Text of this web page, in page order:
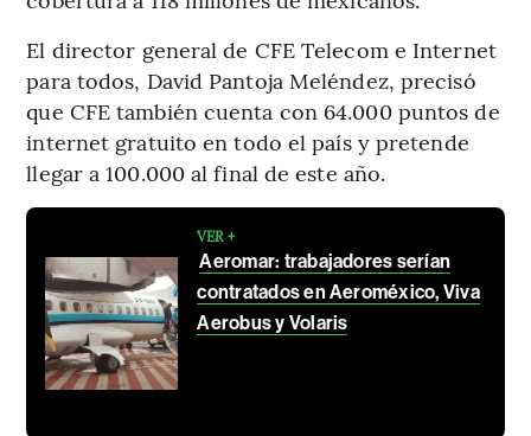
El director general de CFE Telecom e Internet
para todos, David Pantoja Meléndez, precisó
que CFE también cuenta con 64.000 puntos de
internet gratuito en todo el país y pretende
llegar a 100.000 al final de este año.
VER +
Aeromar: trabajadores serían
contratados en Aeroméxico, Viva
Aerobus y Volaris